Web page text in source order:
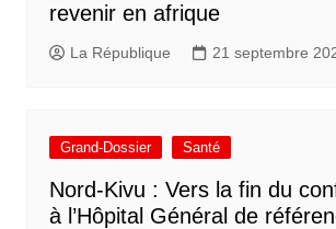
revenir en afrique
La République 21 septembre
Grand-Dossier Santé
Nord-Kivu : Vers la fin du
à l’Hôpital Général de